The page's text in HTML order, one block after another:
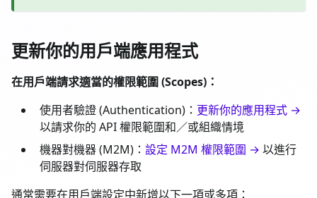
更新你的用戶端應用程式
在用戶端請求適當的權限範圍 (Scopes)：
使用者驗證 (Authentication)： 更新你的應用程式 →
以請求你的 API 權限範圍和／或組織情境
機器對機器 (M2M)： 設定 M2M 權限範圍 → 以進行
伺服器對伺服器存取
通常需要在用戶端設定中新增以下一項或多項：